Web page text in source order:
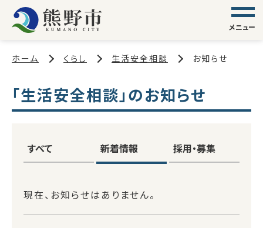
メニュー
ホーム くらし 生活安全相談 お知らせ
「生活安全相談」のお知らせ
すべて 新着情報 採用・募集
現在、お知らせはありません。